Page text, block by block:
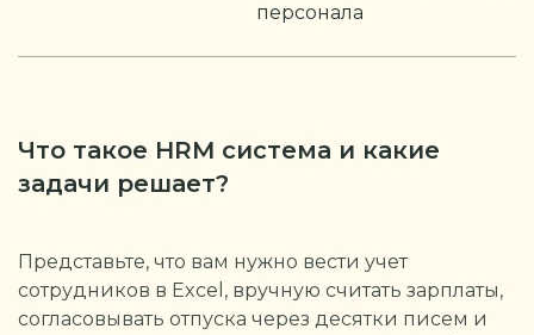
персонала
Что такое HRM система и какие
задачи решает?
Представьте, что вам нужно вести учет
сотрудников в Excel, вручную считать зарплаты,
согласовывать отпуска через десятки писем и